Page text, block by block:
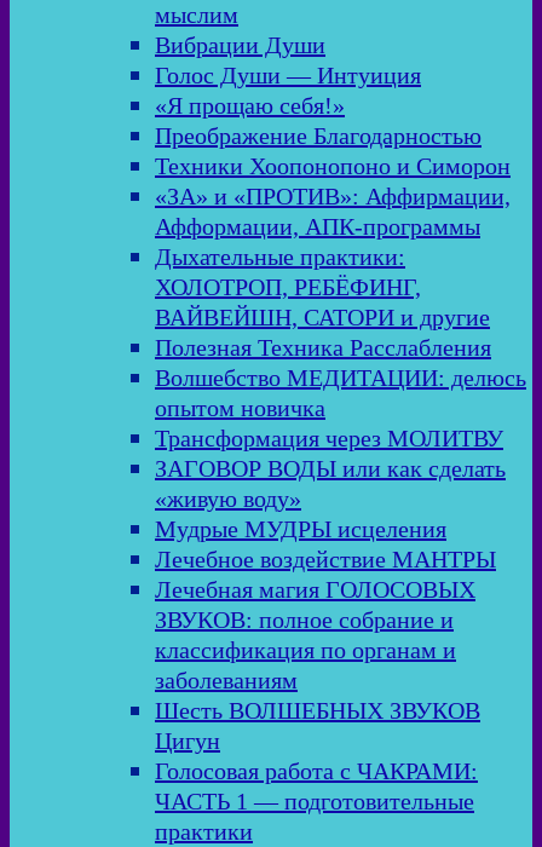
мыслим
Вибрации Души
Голос Души — Интуиция
«Я прощаю себя!»
Преображение Благодарностью
Техники Хоопонопоно и Симорон
«ЗА» и «ПРОТИВ»: Аффирмации,
Афформации, АПК-программы
Дыхательные практики:
ХОЛОТРОП, РЕБЁФИНГ,
ВАЙВЕЙШН, САТОРИ и другие
Полезная Техника Расслабления
Волшебство МЕДИТАЦИИ: делюсь
опытом новичка
Трансформация через МОЛИТВУ
ЗАГОВОР ВОДЫ или как сделать
«живую воду»
Мудрые МУДРЫ исцеления
Лечебное воздействие МАНТРЫ
Лечебная магия ГОЛОСОВЫХ
ЗВУКОВ: полное собрание и
классификация по органам и
заболеваниям
Шесть ВОЛШЕБНЫХ ЗВУКОВ
Цигун
Голосовая работа с ЧАКРАМИ:
ЧАСТЬ 1 — подготовительные
практики